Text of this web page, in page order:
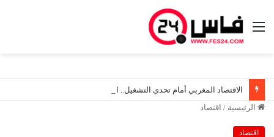
القائمة
الرئيسية / اقتصاد
اقتصاد